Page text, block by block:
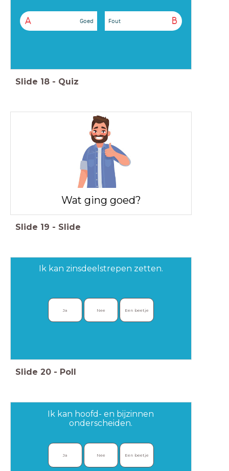
A Goed B
Fout
Slide 18 - Quiz
Wat ging goed?
Slide 19 - Slide
Ik kan zinsdeelstrepen zetten.
Ja Nee Een beetje
Slide 20 - Poll
Ik kan hoofd- en bijzinnen
onderscheiden.
Ja Nee Een beetje